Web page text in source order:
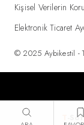
Kişisel Verilerin
Elektronik Ticaret
© 2025 Aybikestil -
-Soft